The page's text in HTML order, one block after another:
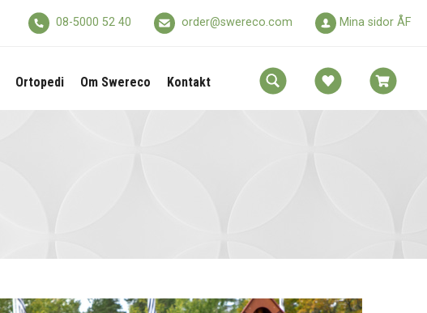
08-5000 52 40 order@swereco.com Mina sidor ÅF
Ortopedi Om Swereco Kontakt